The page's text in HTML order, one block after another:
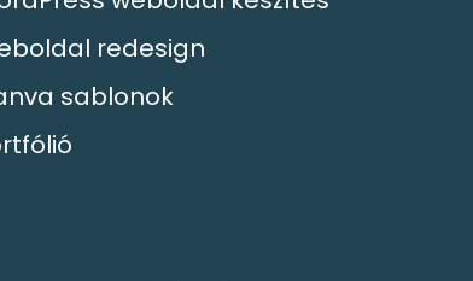
redesign
sablonok